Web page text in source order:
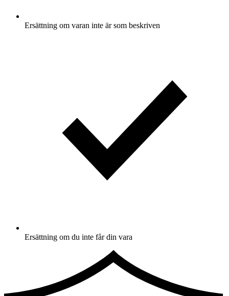
Ersättning om varan inte är som beskriven
Ersättning om du inte får din vara